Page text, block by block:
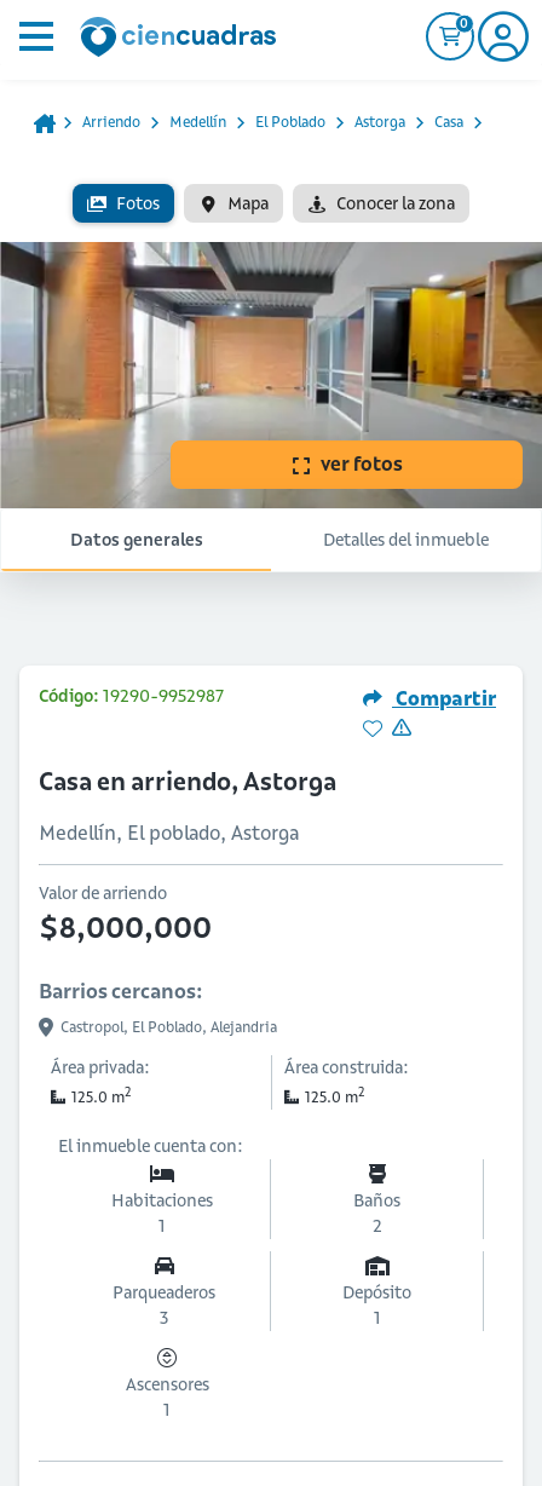
0
Arriendo Medellín El Poblado Astorga Casa
Fotos Mapa Conocer la zona
ver fotos
Datos generales Detalles del inmueble
Código: 19290-9952987 Compartir
Casa en arriendo, Astorga
Medellín, El poblado, Astorga
Valor de arriendo
$8,000,000
Barrios cercanos:
Castropol, El Poblado, Alejandria
Área privada:
125.0 m2
Área construida:
125.0 m2
El inmueble cuenta con:
Habitaciones
1
Baños
2
Parqueaderos
3
Depósito
1
Ascensores
1